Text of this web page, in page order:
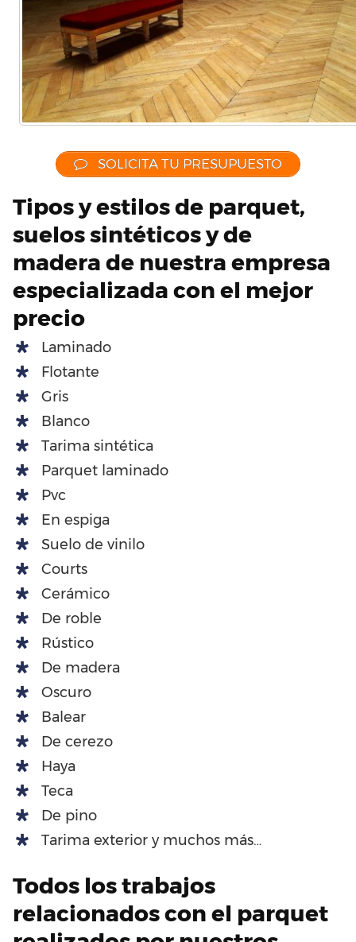
SOLICITA TU PRESUPUESTO
Tipos y estilos de parquet,
suelos sintéticos y de
madera de nuestra empresa
especializada con el mejor
precio
Laminado
Flotante
Gris
Blanco
Tarima sintética
Parquet laminado
Pvc
En espiga
Suelo de vinilo
Courts
Cerámico
De roble
Rústico
De madera
Oscuro
Balear
De cerezo
Haya
Teca
De pino
Tarima exterior y muchos más…
Todos los trabajos
relacionados con el parquet